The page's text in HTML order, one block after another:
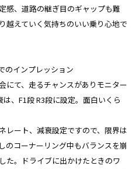
感、道路の継ぎ目のギャップも難
越えていく気持ちのいい乗り心地で
のインプレッション
にて、走るチャンスがありモニター
、F1段 R3段に設定。面白いくら
レート、減衰設定ですので、限界は
のコーナーリング中もバランスを崩
た。ドライブに出かけたときのワ